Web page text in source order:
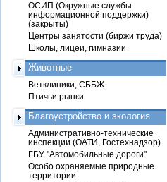
ОСИП (Окружные службы
информационной поддержки)
(закрыты)
Центры занятости (биржи труда)
Школы, лицеи, гимназии
Животные
Ветклиники, СББЖ
Птичьи рынки
Благоустройство и экология
Административно-технические
инспекции (ОАТИ, Гостехнадзор)
ГБУ "Автомобильные дороги"
Особо охраняемые природные
территории